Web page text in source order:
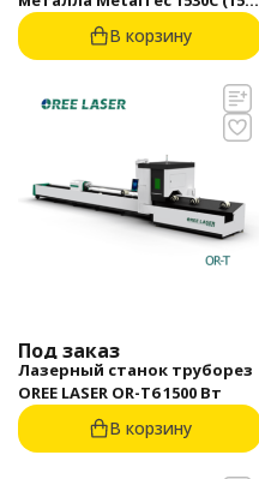
Вт)
В корзину
Под заказ
Лазерный станок труборез
OREE LASER OR-T6 1500 Вт
В корзину